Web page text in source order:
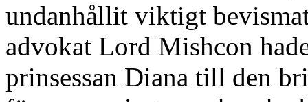
undanhållit viktigt
advokat Lord Mishcon
prinsessan Diana till den